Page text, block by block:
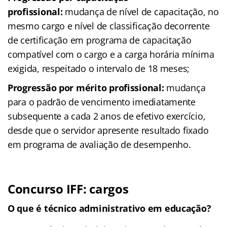
profissional: mudança de nível de capacitação, no
mesmo cargo e nível de classificação decorrente
de certificação em programa de capacitação
compatível com o cargo e a carga horária mínima
exigida, respeitado o intervalo de 18 meses;
Progressão por mérito profissional: mudança
para o padrão de vencimento imediatamente
subsequente a cada 2 anos de efetivo exercício,
desde que o servidor apresente resultado fixado
em programa de avaliação de desempenho.
Concurso IFF: cargos
O que é técnico administrativo em educação?